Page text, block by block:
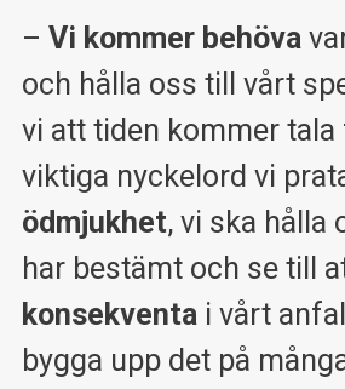
– Vi kommer behöva
och hålla oss till vårt
vi att tiden kommer tala
viktiga nyckelord vi
ödmjukhet, vi ska hålla
har bestämt och se till
konsekventai vårt
bygga upp det på